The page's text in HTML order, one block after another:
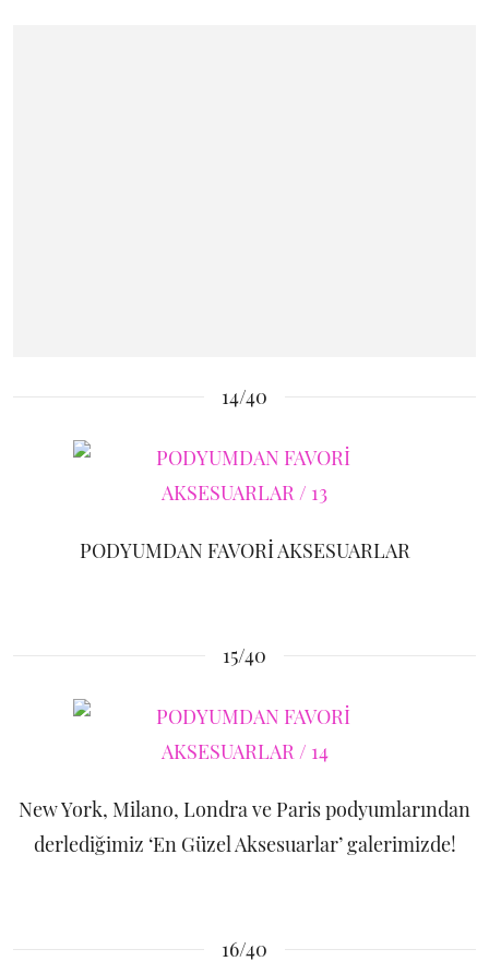
14/40
PODYUMDAN FAVORİ AKSESUARLAR
15/40
New York, Milano, Londra ve Paris podyumlarından
derlediğimiz ‘En Güzel Aksesuarlar’ galerimizde!
16/40